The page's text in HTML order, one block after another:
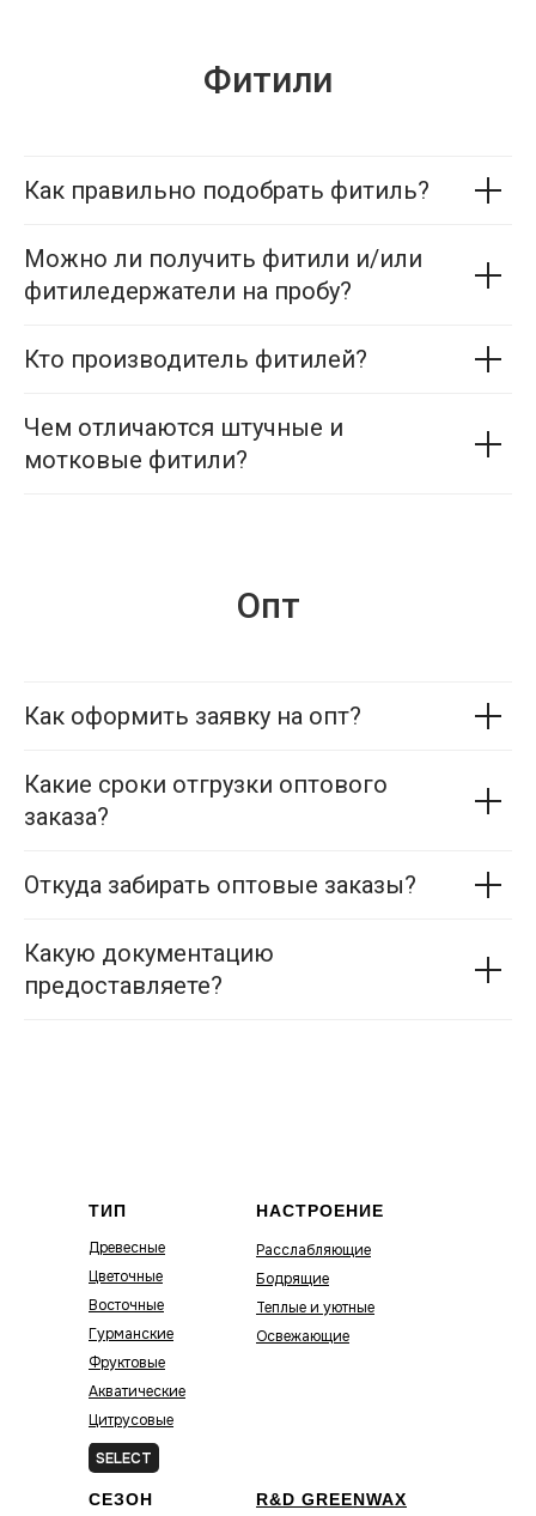
Фитили
Как правильно подобрать фитиль?
Можно ли получить фитили и/или
фитиледержатели на пробу?
Кто производитель фитилей?
Чем отличаются штучные и
мотковые фитили?
Опт
Как оформить заявку на опт?
Какие сроки отгрузки оптового
заказа?
Откуда забирать оптовые заказы?
Какую документацию
предоставляете?
ТИП
Древесные
Цветочные
Восточные
Гурманские
Фруктовые
Акватические
Цитрусовые
Зелёные
НАСТРОЕНИЕ
Расслабляющие
Бодрящие
Теплые и уютные
Освежающие
R&D GREENWAX
СЕЗОН
SELECT